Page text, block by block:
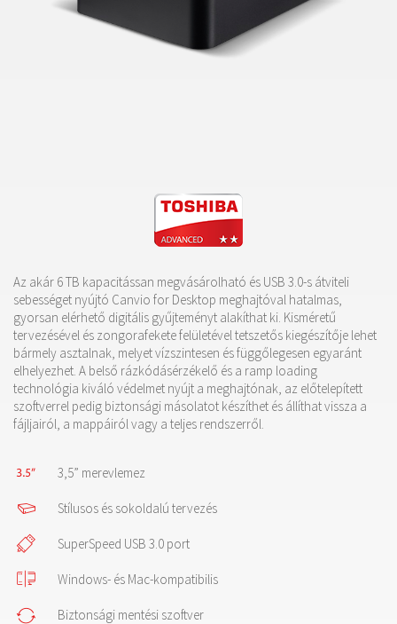
Az akár 6 TB kapacitássan megvásárolható és USB 3.0-s átviteli
sebességet nyújtó Canvio for Desktop meghajtóval hatalmas,
gyorsan elérhető digitális gyűjteményt alakíthat ki. Kisméretű
tervezésével és zongorafekete felületével tetszetős kiegészítője lehet
bármely asztalnak, melyet vízszintesen és függőlegesen egyaránt
elhelyezhet. A belső rázkódásérzékelő és a ramp loading
technológia kiváló védelmet nyújt a meghajtónak, az előtelepített
szoftverrel pedig biztonsági másolatot készíthet és állíthat vissza a
fájljairól, a mappáiról vagy a teljes rendszerről.
3,5” merevlemez
Stílusos és sokoldalú tervezés
SuperSpeed USB 3.0 port
Windows- és Mac-kompatibilis
Biztonsági mentési szoftver